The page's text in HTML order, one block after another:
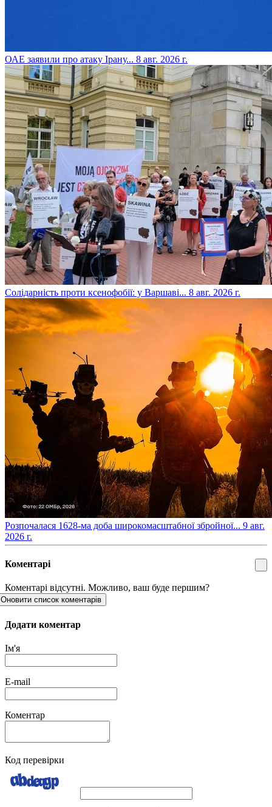
​ОАЕ заявили про атаку Ірану... 8 авг. 2026 г.
​Солідарність проти ксенофобії: у Варшаві... 8 авг. 2026 г.
​Розпочалася 1628-ма доба широкомасштабної збройної... 9 авг.
2026 г.
Коментарі
Коментарі відсутні. Можливо, ваш буде першим?
Оновити список коментарів
Додати коментар
Ім'я
E-mail
Коментар
Код перевірки